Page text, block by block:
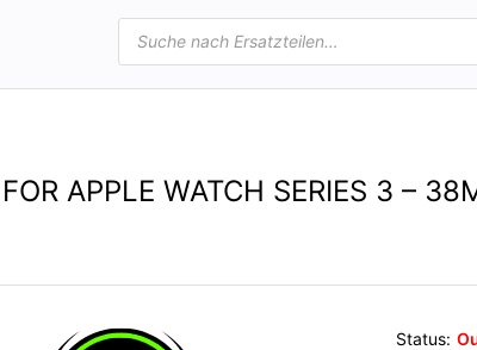
Products
search
APPLE WATCH SERIES 3 –
Status: